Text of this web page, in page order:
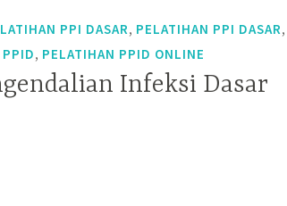
PPI DASAR, PELATIHAN PPI DASAR,
, PELATIHAN PPID ONLINE
Infeksi Dasar